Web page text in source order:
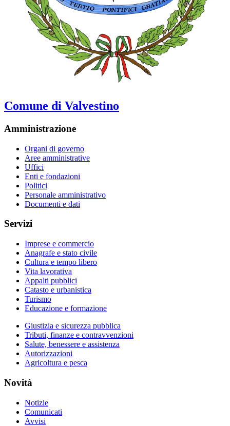
Comune di Valvestino
Amministrazione
Organi di governo
Aree amministrative
Uffici
Enti e fondazioni
Politici
Personale amministrativo
Documenti e dati
Servizi
Imprese e commercio
Anagrafe e stato civile
Cultura e tempo libero
Vita lavorativa
Appalti pubblici
Catasto e urbanistica
Turismo
Educazione e formazione
Giustizia e sicurezza pubblica
Tributi, finanze e contravvenzioni
Salute, benessere e assistenza
Autorizzazioni
Agricoltura e pesca
Novità
Notizie
Comunicati
Avvisi